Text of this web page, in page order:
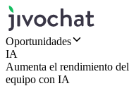
Oportunidades
IA
Aumenta el rendimiento del
equipo con IA